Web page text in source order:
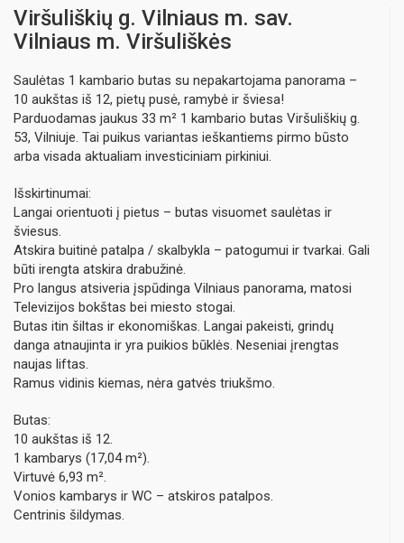
Viršuliškių g. Vilniaus m. sav.
Vilniaus m. Viršuliškės
Saulėtas 1 kambario butas su nepakartojama panorama –
10 aukštas iš 12, pietų pusė, ramybė ir šviesa!
Parduodamas jaukus 33 m² 1 kambario butas Viršuliškių g.
53, Vilniuje. Tai puikus variantas ieškantiems pirmo būsto
arba visada aktualiam investiciniam pirkiniui.
Išskirtinumai:
Langai orientuoti į pietus – butas visuomet saulėtas ir
šviesus.
Atskira buitinė patalpa / skalbykla – patogumui ir tvarkai. Gali
būti irengta atskira drabužinė.
Pro langus atsiveria įspūdinga Vilniaus panorama, matosi
Televizijos bokštas bei miesto stogai.
Butas itin šiltas ir ekonomiškas. Langai pakeisti, grindų
danga atnaujinta ir yra puikios būklės. Neseniai įrengtas
naujas liftas.
Ramus vidinis kiemas, nėra gatvės triukšmo.
Butas:
10 aukštas iš 12.
1 kambarys (17,04 m²).
Virtuvė 6,93 m².
Vonios kambarys ir WC – atskiros patalpos.
Centrinis šildymas.